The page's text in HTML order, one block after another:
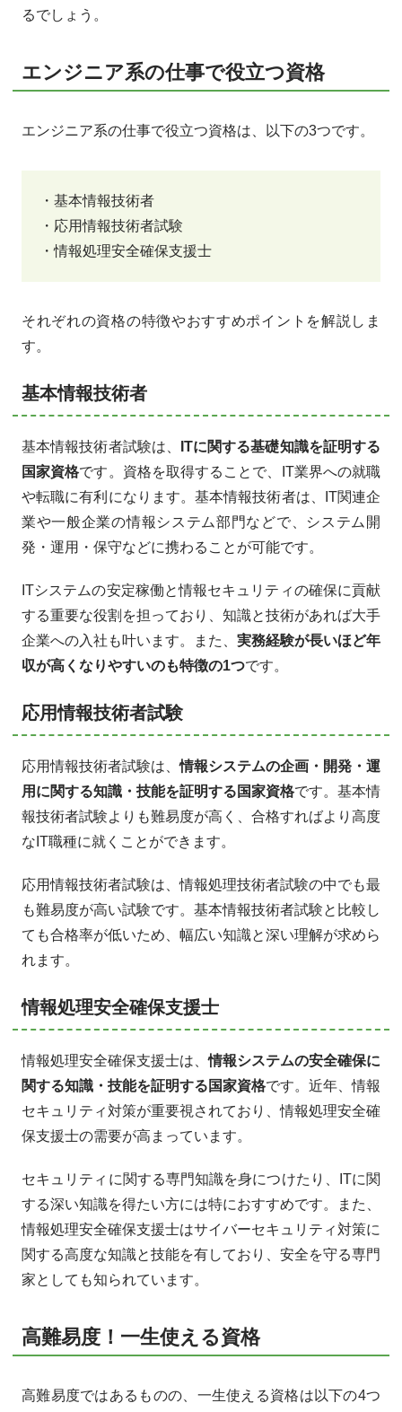
るでしょう。
エンジニア系の仕事で役立つ資格
エンジニア系の仕事で役立つ資格は、以下の3つです。
・基本情報技術者
・応用情報技術者試験
・情報処理安全確保支援士
それぞれの資格の特徴やおすすめポイントを解説しま
す。
基本情報技術者
基本情報技術者試験は、
ITに関する基礎知識を証明する
国家資格です。資格を取得することで、IT業界への就職
や転職に有利になります。基本情報技術者は、IT関連企
業や一般企業の情報システム部門などで、システム開
発・運用・保守などに携わることが可能です。
ITシステムの安定稼働と情報セキュリティの確保に貢献
する重要な役割を担っており、知識と技術があれば大手
企業への入社も叶います。また、 実務経験が長いほど年
収が高くなりやすいのも特徴の1つです。
応用情報技術者試験
応用情報技術者試験は、情報システムの企画・開発・運
用に関する知識・技能を証明する国家資格です。基本情
報技術者試験よりも難易度が高く、合格すればより高度
なIT職種に就くことができます。
応用情報技術者試験は、情報処理技術者試験の中でも最
も難易度が高い試験です。基本情報技術者試験と比較し
ても合格率が低いため、幅広い知識と深い理解が求めら
れます。
情報処理安全確保支援士
情報処理安全確保支援士は、情報システムの安全確保に
関する知識・技能を証明する国家資格です。近年、情報
セキュリティ対策が重要視されており、情報処理安全確
保支援士の需要が高まっています。
セキュリティに関する専門知識を身につけたり、ITに関
する深い知識を得たい方には特におすすめです。また、
情報処理安全確保支援士はサイバーセキュリティ対策に
関する高度な知識と技能を有しており、安全を守る専門
家としても知られています。
高難易度！一生使える資格
高難易度ではあるものの、一生使える資格は以下の4つ